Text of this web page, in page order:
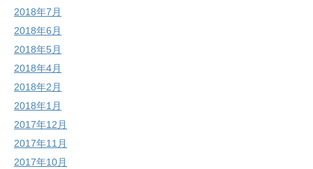
2018年7月
2018年6月
2018年5月
2018年4月
2018年2月
2018年1月
2017年12月
2017年11月
2017年10月